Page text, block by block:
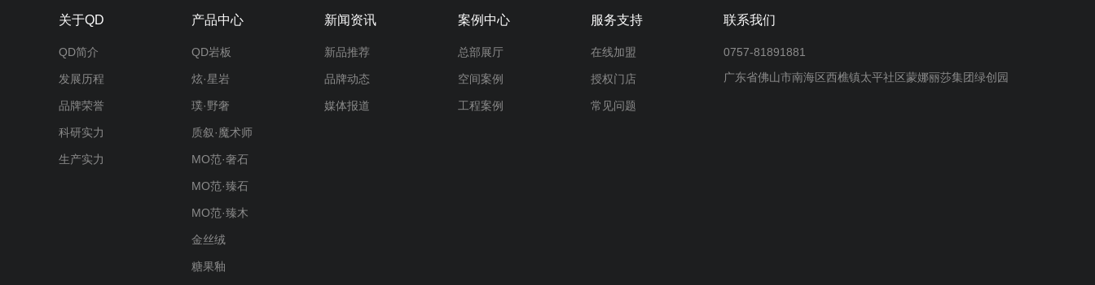
关于QD
QD简介
发展历程
品牌荣誉
科研实力
生产实力
产品中心
QD岩板
炫·星岩
璞·野奢
质叙·魔术师
MO范·奢石
MO范·臻石
MO范·臻木
金丝绒
糖果釉
新闻资讯
新品推荐
品牌动态
媒体报道
案例中心
总部展厅
空间案例
工程案例
服务支持
在线加盟
授权门店
常见问题
联系我们
0757-81891881
广东省佛山市南海区西樵镇太平社区蒙娜丽莎集团绿创园